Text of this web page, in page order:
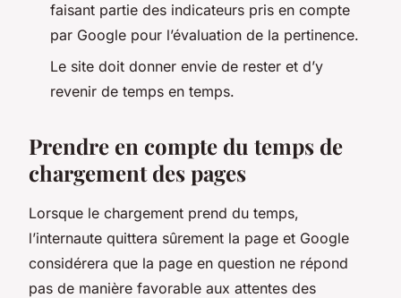
faisant partie des indicateurs pris en compte
par Google pour l’évaluation de la pertinence.
Le site doit donner envie de rester et d’y
revenir de temps en temps.
Prendre en compte du temps de
chargement des pages
Lorsque le chargement prend du temps,
l’internaute quittera sûrement la page et Google
considérera que la page en question ne répond
pas de manière favorable aux attentes des